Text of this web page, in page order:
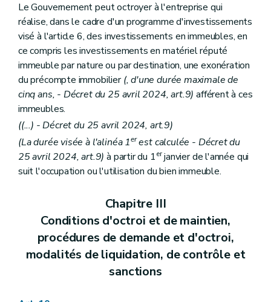
Le Gouvernement peut octroyer à l'entreprise qui
réalise, dans le cadre d'un programme d'investissements
visé à l'article 6, des investissements en immeubles, en
ce compris les investissements en matériel réputé
immeuble par nature ou par destination, une exonération
du précompte immobilier(, d'une durée maximale de
cinq ans, - Décret du 25 avril 2024, art.9)afférent à ces
immeubles.
((...) - Décret du 25 avril 2024, art.9)
(La durée visée à l'alinéa 1erest calculée - Décret du
25 avril 2024, art.9)à partir du 1erjanvier de l'année qui
suit l'occupation ou l'utilisation du bien immeuble.
Chapitre III
Conditions d'octroi et de maintien,
procédures de demande et d'octroi,
modalités de liquidation, de contrôle et
sanctions